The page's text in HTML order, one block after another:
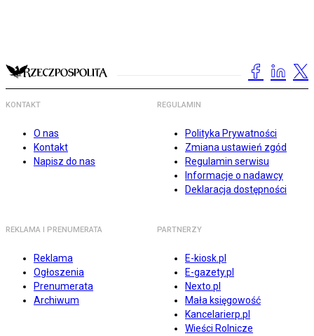
KONTAKT
O nas
Kontakt
Napisz do nas
REGULAMIN
Polityka Prywatności
Zmiana ustawień zgód
Regulamin serwisu
Informacje o nadawcy
Deklaracja dostępności
REKLAMA I PRENUMERATA
Reklama
Ogłoszenia
Prenumerata
Archiwum
PARTNERZY
E-kiosk.pl
E-gazety.pl
Nexto.pl
Mała księgowość
Kancelarierp.pl
Wieści Rolnicze